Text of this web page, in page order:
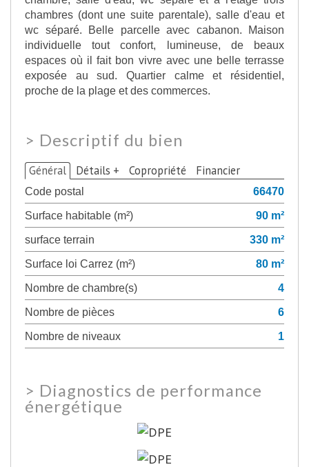
chambres (dont une suite parentale), salle d'eau et
wc séparé. Belle parcelle avec cabanon. Maison
individuelle tout confort, lumineuse, de beaux
espaces où il fait bon vivre avec une belle terrasse
exposée au sud. Quartier calme et résidentiel,
proche de la plage et des commerces.
> Descriptif du bien
Général Détails + Copropriété Financier
Code postal
66470
Surface habitable (m²)
90 m²
surface terrain
330 m²
Surface loi Carrez (m²)
80 m²
Nombre de chambre(s)
4
Nombre de pièces
6
Nombre de niveaux
1
> Diagnostics de performance
énergétique